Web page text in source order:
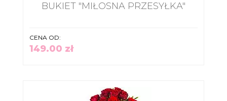
BUKIET "MIŁOSNA PRZESYŁKA"
CENA OD:
149.00 zł